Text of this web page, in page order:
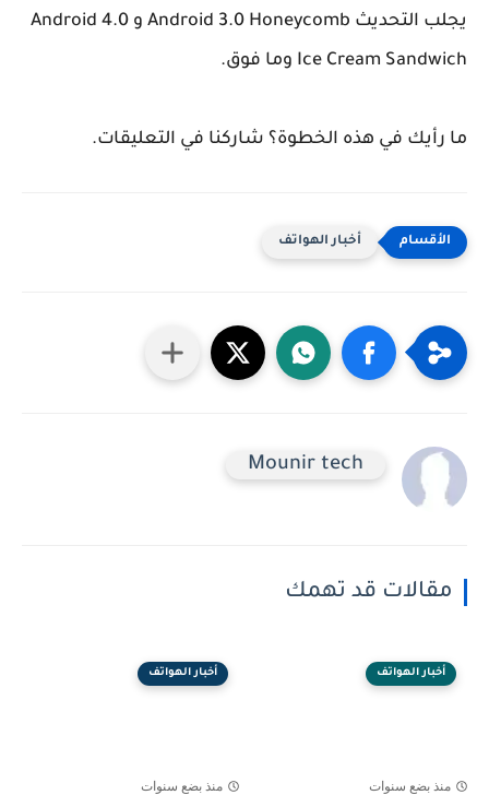
يجلب التحديث Android 3.0 Honeycomb و Android 4.0
Ice Cream Sandwich وما فوق.
ما رأيك في هذه الخطوة؟ شاركنا في التعليقات.
أخبار الهواتف
Mounir tech
مقالات قد تهمك
أخبار الهواتف
منذ بضع سنوات
أخبار الهواتف
منذ بضع سنوات